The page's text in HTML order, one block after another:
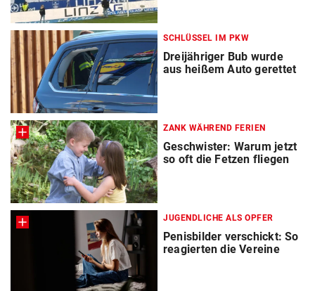
SCHLÜSSEL IM PKW
Dreijähriger Bub wurde
aus heißem Auto gerettet
ZANK WÄHREND FERIEN
Geschwister: Warum jetzt
so oft die Fetzen fliegen
JUGENDLICHE ALS OPFER
Penisbilder verschickt: So
reagierten die Vereine